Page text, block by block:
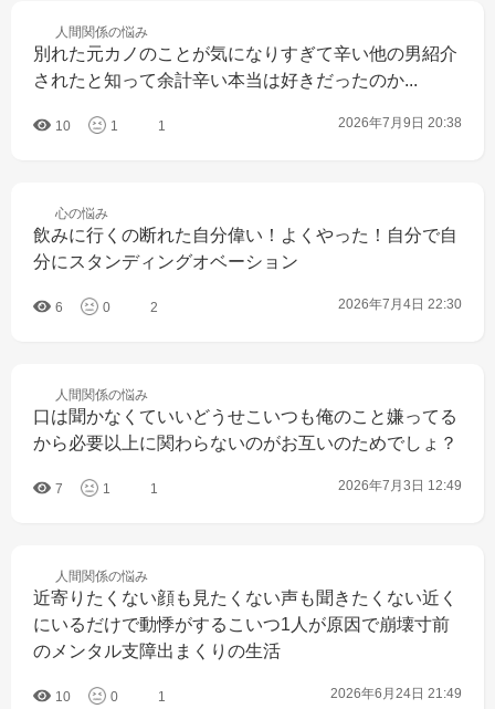
人間関係の悩み
別れた元カノのことが気になりすぎて辛い他の男紹介
されたと知って余計辛い本当は好きだったのか...
10 1 1 2026年7月9日 20:38
心の悩み
飲みに行くの断れた自分偉い！よくやった！自分で自
分にスタンディングオベーション
6 0 2 2026年7月4日 22:30
人間関係の悩み
口は聞かなくていいどうせこいつも俺のこと嫌ってる
から必要以上に関わらないのがお互いのためでしょ？
7 1 1 2026年7月3日 12:49
人間関係の悩み
近寄りたくない顔も見たくない声も聞きたくない近く
にいるだけで動悸がするこいつ1人が原因で崩壊寸前
のメンタル支障出まくりの生活
10 0 1 2026年6月24日 21:49